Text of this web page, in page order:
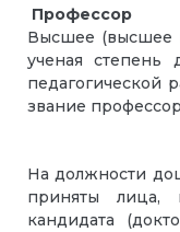
Профессор
Высшее (высшее
ученая
педагогической
звание
На должности
приняты лица,
кандидата